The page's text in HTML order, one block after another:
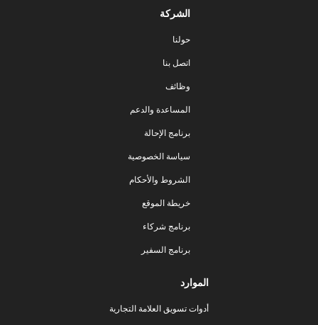
الشركة
حولنا
اتصل بنا
وظائف
المساعدة والدعم
برنامج الإحالة
سياسة الخصوصية
الشروط والأحكام
خريطة الموقع
برنامج شركاء
برنامج السفير
الموارد
أدوات تسويق العلامة التجارية